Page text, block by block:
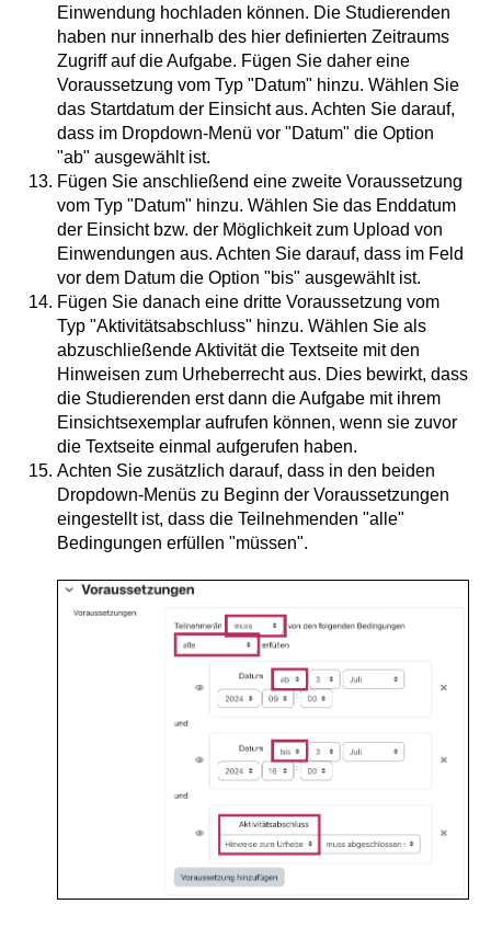
Einwendung hochladen können. Die Studierenden
haben nur innerhalb des hier definierten Zeitraums
Zugriff auf die Aufgabe. Fügen Sie daher eine
Voraussetzung vom Typ "Datum" hinzu. Wählen Sie
das Startdatum der Einsicht aus. Achten Sie darauf,
dass im Dropdown-Menü vor "Datum" die Option
"ab" ausgewählt ist.
Fügen Sie anschließend eine zweite Voraussetzung
vom Typ "Datum" hinzu. Wählen Sie das Enddatum
der Einsicht bzw. der Möglichkeit zum Upload von
Einwendungen aus. Achten Sie darauf, dass im Feld
vor dem Datum die Option "bis" ausgewählt ist.
Fügen Sie danach eine dritte Voraussetzung vom
Typ "Aktivitätsabschluss" hinzu. Wählen Sie als
abzuschließende Aktivität die Textseite mit den
Hinweisen zum Urheberrecht aus. Dies bewirkt, dass
die Studierenden erst dann die Aufgabe mit ihrem
Einsichtsexemplar aufrufen können, wenn sie zuvor
die Textseite einmal aufgerufen haben.
Achten Sie zusätzlich darauf, dass in den beiden
Dropdown-Menüs zu Beginn der Voraussetzungen
eingestellt ist, dass die Teilnehmenden "alle"
Bedingungen erfüllen "müssen".